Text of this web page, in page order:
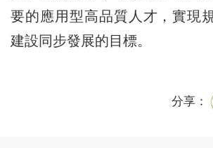
要的應用型高品質人才，實現
建設同步發展的目標。
分享：